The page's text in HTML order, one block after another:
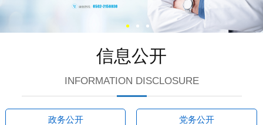
信息公开
INFORMATION DISCLOSURE
政务公开 党务公开